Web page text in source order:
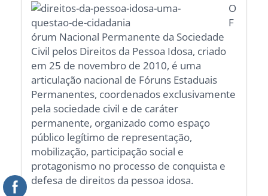
O
F
órum Nacional Permanente da Sociedade
Civil pelos Direitos da Pessoa Idosa, criado
em 25 de novembro de 2010, é uma
articulação nacional de Fóruns Estaduais
Permanentes, coordenados exclusivamente
pela sociedade civil e de caráter
permanente, organizado como espaço
público legítimo de representação,
mobilização, participação social e
protagonismo no processo de conquista e
defesa de direitos da pessoa idosa.